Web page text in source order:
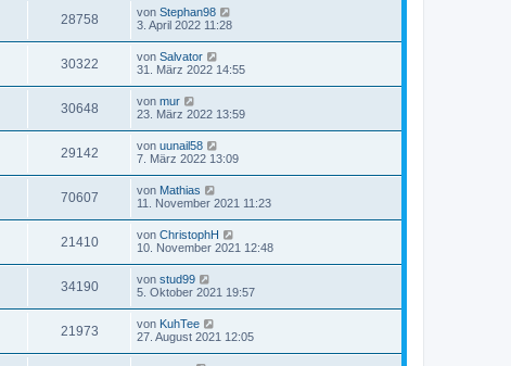
28758 von Stephan98
3. April 2022 11:28
30322 von Salvator
31. März 2022 14:55
30648 von mur
23. März 2022 13:59
29142 von uunail58
7. März 2022 13:09
70607 von Mathias
11. November 2021 11:23
21410 von ChristophH
10. November 2021 12:48
34190 von stud99
5. Oktober 2021 19:57
21973 von KuhTee
27. August 2021 12:05